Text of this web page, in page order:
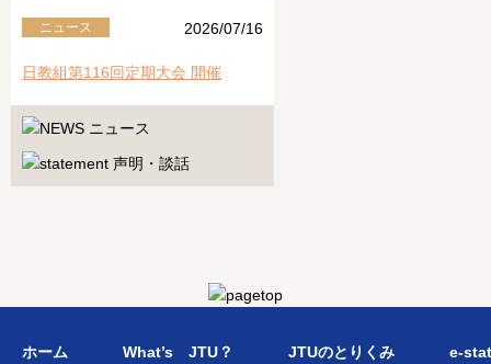
ニュース 2026/07/16
日教組第116回定期大会 開催
ホーム What’s JTU？ JTUのとりくみ e-